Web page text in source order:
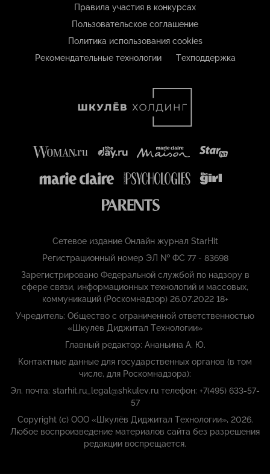
Правила участия в конкурсах
Пользовательское соглашение
Политика использования cookies
Рекомендательные технологии
Техподдержка
Сетевое издание Онлайн журнал StarHit
Регистрационный номер ЭЛ № ФС 77 - 83698
Зарегистрировано Федеральной службой по надзору в
сфере связи, информационных технологий и массовых,
коммуникаций (Роскомнадзор) 26.07.2022 18+
Учредитель: Общество с ограниченной ответственностью
«Шкулёв Диджитал Технологии»
Главный редактор: Ананьина А. Ю.
Контактные данные для государственных органов (в том
числе, для Роскомнадзора):
Эл. почта: starhit.ru_legal@shkulev.ru телефон: +7(495) 633-57-
57
Copyright (с) ООО «Шкулёв Диджитал Технологии», 2026.
Любое воспроизведение материалов сайта без разрешения
редакции воспрещается.